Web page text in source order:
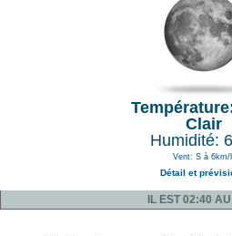
Clair
Humidité:
Vent: S à 6km/
Détail et
IL EST 02:40